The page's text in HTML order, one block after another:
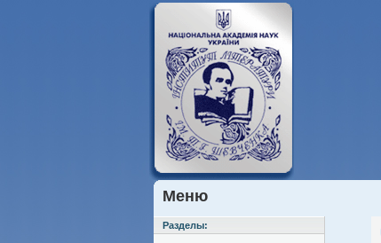
Меню
Разделы: